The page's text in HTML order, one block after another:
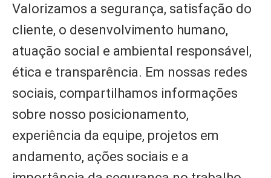
Valorizamos a segurança, satisfação do
cliente, o desenvolvimento humano,
atuação social e ambiental responsável,
ética e transparência. Em nossas redes
sociais, compartilhamos informações
sobre nosso posicionamento,
experiência da equipe, projetos em
andamento, ações sociais e a